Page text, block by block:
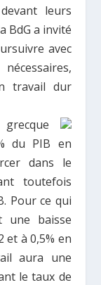
leurs
BdG a invité
avec
travail dur
du PIB en
dans le
toutefois
Pour ce qui
une baisse
et à 0,5% en
aura une
le taux de